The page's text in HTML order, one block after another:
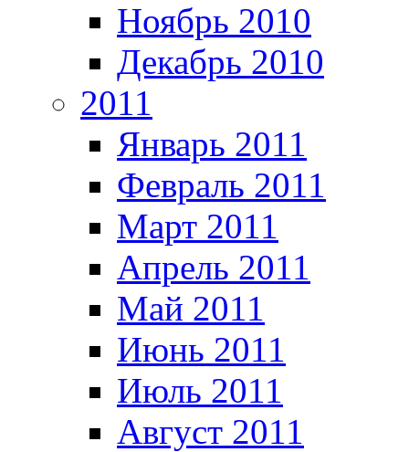
Ноябрь 2010
Декабрь 2010
2011
Январь 2011
Февраль 2011
Март 2011
Апрель 2011
Май 2011
Июнь 2011
Июль 2011
Август 2011